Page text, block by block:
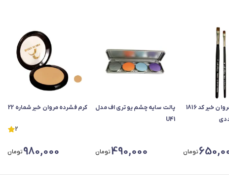
برس ارایشی مروان خیر کد 1816
تومان
پالت سایه چشم یو تری اف مدل
U41
490,000تومان
کرم فشرده مروان خیر شماره 22
2
980,000تومان